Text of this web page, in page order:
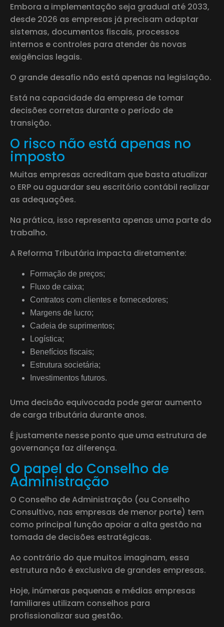
Embora a implementação seja gradual até 2033,
desde 2026 as empresas já precisam adaptar
sistemas, documentos fiscais, processos
internos e controles para atender às novas
exigências legais.
O grande desafio não está apenas na legislação.
Está na capacidade da empresa de tomar
decisões corretas durante o período de
transição.
O risco não está apenas no
imposto
Muitas empresas acreditam que basta atualizar
o ERP ou aguardar seu escritório contábil realizar
as adequações.
Na prática, isso representa apenas uma parte do
trabalho.
A Reforma Tributária impacta diretamente:
Formação de preços;
Fluxo de caixa;
Contratos com clientes e fornecedores;
Margens de lucro;
Cadeia de suprimentos;
Logística;
Benefícios fiscais;
Estrutura societária;
Investimentos futuros.
Uma decisão equivocada pode gerar aumento
de carga tributária durante anos.
É justamente nesse ponto que uma estrutura de
governança faz diferença.
O papel do Conselho de
Administração
O Conselho de Administração (ou Conselho
Consultivo, nas empresas de menor porte) tem
como principal função apoiar a alta gestão na
tomada de decisões estratégicas.
Ao contrário do que muitos imaginam, essa
estrutura não é exclusiva de grandes empresas.
Hoje, inúmeras pequenas e médias empresas
familiares utilizam conselhos para
profissionalizar sua gestão.